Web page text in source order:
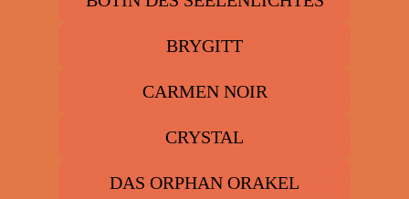
BRYGITT
CARMEN NOIR
CRYSTAL
DAS ORPHAN ORAKEL